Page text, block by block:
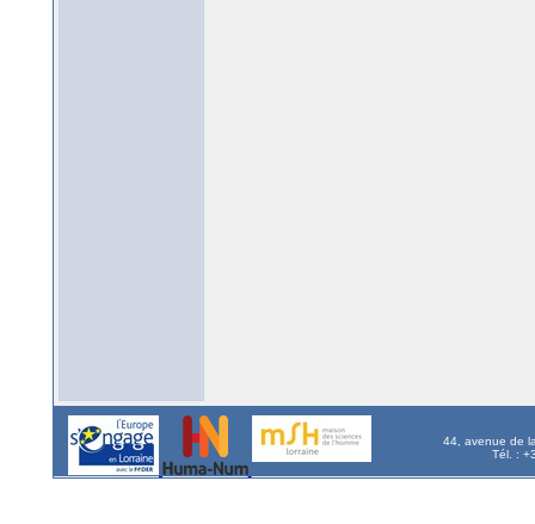
44, avenue de
Tél. :